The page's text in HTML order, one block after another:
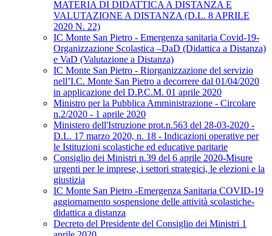
MATERIA DI DIDATTICA A DISTANZA E
VALUTAZIONE A DISTANZA (D.L. 8 APRILE
2020 N. 22)
IC Monte San Pietro - Emergenza sanitaria Covid-19-
Organizzazione Scolastica –DaD (Didattica a Distanza)
e VaD (Valutazione a Distanza)
IC Monte San Pietro - Riorganizzazione del servizio
nell’I.C. Monte San Pietro a decorrere dal 01/04/2020
in applicazione del D.P.C.M. 01 aprile 2020
Ministro per la Pubblica Amministrazione - Circolare
n.2/2020 - 1 aprile 2020
Ministero dell'Istruzione prot.n.563 del 28-03-2020 -
D.L. 17 marzo 2020, n. 18 - Indicazioni operative per
le Istituzioni scolastiche ed educative paritarie
Consiglio dei Ministri n.39 del 6 aprile 2020-Misure
urgenti per le imprese, i settori strategici, le elezioni e la
giustizia
IC Monte San Pietro -Emergenza Sanitaria COVID-19
aggiornamento sospensione delle attività scolastiche-
didattica a distanza
Decreto del Presidente del Consiglio dei Ministri 1